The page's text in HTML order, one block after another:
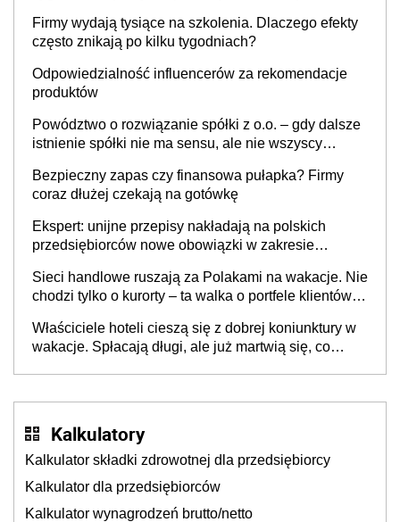
Firmy wydają tysiące na szkolenia. Dlaczego efekty
często znikają po kilku tygodniach?
Odpowiedzialność influencerów za rekomendacje
produktów
Powództwo o rozwiązanie spółki z o.o. – gdy dalsze
istnienie spółki nie ma sensu, ale nie wszyscy
Bezpieczny zapas czy finansowa pułapka? Firmy
coraz dłużej czekają na gotówkę
Ekspert: unijne przepisy nakładają na polskich
przedsiębiorców nowe obowiązki w zakresie
Sieci handlowe ruszają za Polakami na wakacje. Nie
chodzi tylko o kurorty – ta walka o portfele klientów
cichu
Właściciele hoteli cieszą się z dobrej koniunktury w
wakacje. Spłacają długi, ale już martwią się, co
Kalkulatory
Kalkulator składki zdrowotnej dla przedsiębiorcy
Kalkulator dla przedsiębiorców
Kalkulator wynagrodzeń brutto/netto